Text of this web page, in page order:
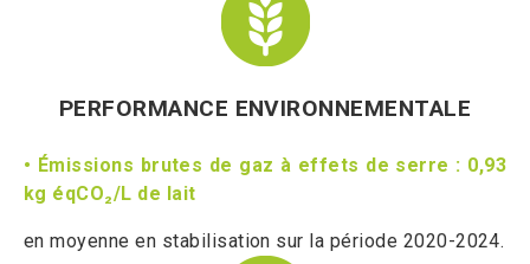
PERFORMANCE ENVIRONNEMENTALE
• Émissions brutes de gaz à effets de serre : 0,93
kg éqCO₂/L de lait
en moyenne en stabilisation sur la période 2020-2024.